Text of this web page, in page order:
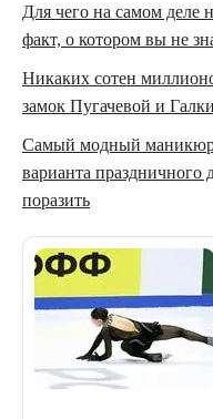
Для чего на самом деле
факт, о котором вы не
Никаких сотен
замок Пугачевой и
Самый модный маникюр
варианта праздничного
поразить